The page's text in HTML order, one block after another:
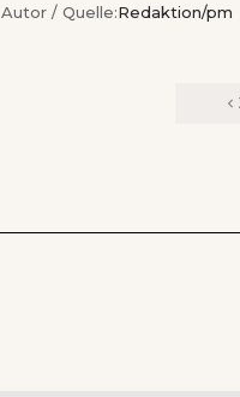
Autor / Quelle:Redaktion/pm